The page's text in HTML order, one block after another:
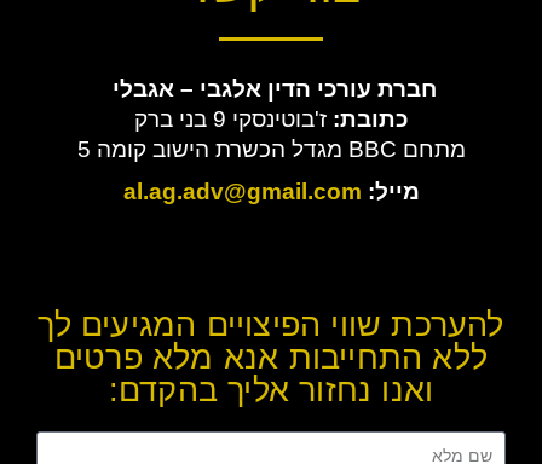
חברת עורכי הדין אלגבי – אגבלי
כתובת:ז'בוטינסקי 9 בני ברק
מתחם BBC מגדל הכשרת הישוב קומה 5
מייל: al.ag.adv@gmail.com
להערכת שווי הפיצויים המגיעים לך
ללא התחייבות אנא מלא פרטים
ואנו נחזור אליך בהקדם: